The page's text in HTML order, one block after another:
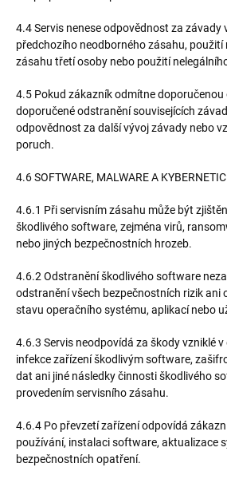
4.4 Servis nenese odpovědnost za závady
předchozího neodborného zásahu, použití
zásahu třetí osoby nebo použití
4.5 Pokud zákazník odmítne doporučenou
doporučené odstranění souvisejících
odpovědnost za další vývoj závady nebo
poruch.
4.6 SOFTWARE, MALWARE A
4.6.1 Při servisním zásahu může být
škodlivého software, zejména virů,
nebo jiných bezpečnostních hrozeb.
4.6.2 Odstranění škodlivého software
odstranění všech bezpečnostních rizik ani
stavu operačního systému, aplikací nebo
4.6.3 Servis neodpovídá za škody vzniklé
infekce zařízení škodlivým software,
dat ani jiné následky činnosti škodlivého
provedením servisního zásahu.
4.6.4 Po převzetí zařízení odpovídá
používání, instalaci software, aktualizace
bezpečnostních opatření.